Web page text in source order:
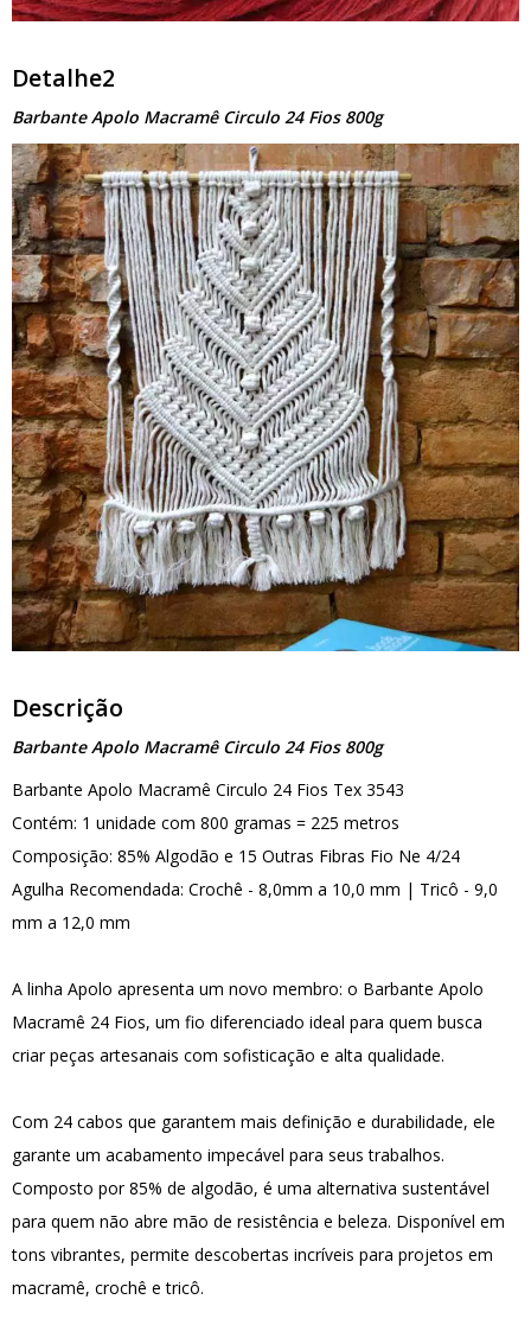
Detalhe2
Barbante Apolo Macramê Circulo 24 Fios 800g
Descrição
Barbante Apolo Macramê Circulo 24 Fios 800g
Barbante Apolo Macramê Circulo 24 Fios Tex 3543
Contém: 1 unidade com 800 gramas = 225 metros
Composição: 85% Algodão e 15 Outras Fibras Fio Ne 4/24
Agulha Recomendada: Crochê - 8,0mm a 10,0 mm | Tricô - 9,0
mm a 12,0 mm
A linha Apolo apresenta um novo membro: o Barbante Apolo
Macramê 24 Fios, um fio diferenciado ideal para quem busca
criar peças artesanais com sofisticação e alta qualidade.
Com 24 cabos que garantem mais definição e durabilidade, ele
garante um acabamento impecável para seus trabalhos.
Composto por 85% de algodão, é uma alternativa sustentável
para quem não abre mão de resistência e beleza. Disponível em
tons vibrantes, permite descobertas incríveis para projetos em
macramê, crochê e tricô.